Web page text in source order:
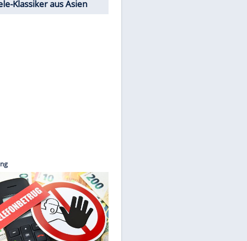
Spiele-Klassiker aus Asien